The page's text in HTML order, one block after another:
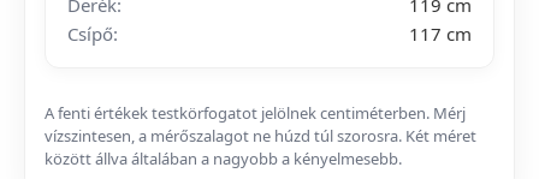
Csípő:
117 cm
A fenti értékek testkörfogatot jelölnek centiméterben. Mérj
vízszintesen, a mérőszalagot ne húzd túl szorosra. Két méret
között állva általában a nagyobb a kényelmesebb.